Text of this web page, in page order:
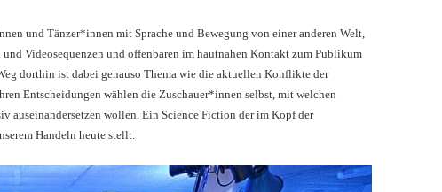
und Tänzer*innen mit Sprache und Bewegung von einer anderen Welt,
Videosequenzen und offenbaren im hautnahen Kontakt zum Publikum
dorthin ist dabei genauso Thema wie die aktuellen Konflikte der
Entscheidungen wählen die Zuschauer*innen selbst, mit welchen
auseinandersetzen wollen. Ein Science Fiction der im Kopf der
Handeln heute stellt.